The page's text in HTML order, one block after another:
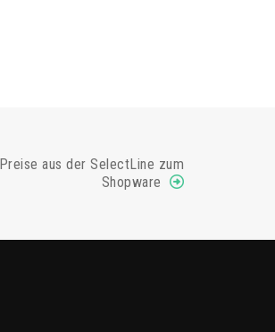
aus der SelectLine zum
Shopware